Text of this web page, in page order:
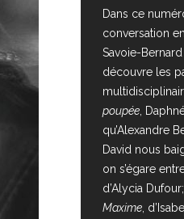
Dans ce
conversation
Savoie-
découvre les
poupée ,
qu’Alexandre
David nous
on s’égare
d’Alycia
Maxime ,